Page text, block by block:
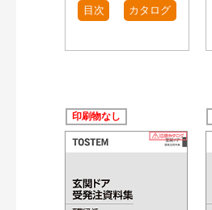
目次 カタログ
印刷物なし